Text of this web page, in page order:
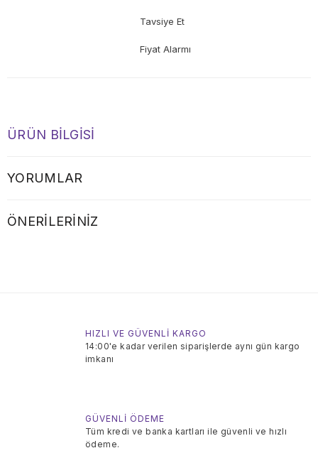
Tavsiye Et
Fiyat Alarmı
ÜRÜN BILGISI
YORUMLAR
ÖNERILERINIZ
HIZLI VE GÜVENLİ KARGO
14:00'e kadar verilen siparişlerde aynı gün kargo
imkanı
GÜVENLİ ÖDEME
Tüm kredi ve banka kartları ile güvenli ve hızlı
ödeme.